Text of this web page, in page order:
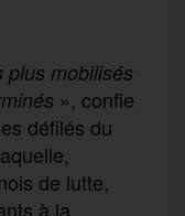
plus mobilisés
», confie
défilés du
de lutte,
à la